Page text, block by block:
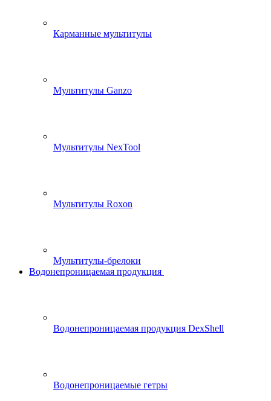
Карманные мультитулы
Мультитулы Ganzo
Мультитулы NexTool
Мультитулы Roxon
Мультитулы-брелоки
Водонепроницаемая продукция
Водонепроницаемая продукция DexShell
Водонепроницаемые гетры